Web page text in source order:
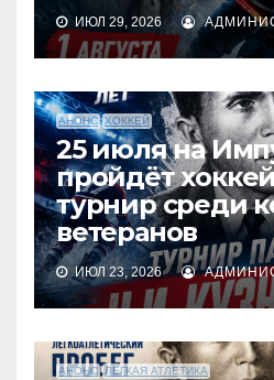
ИЮЛ 29, 2026
АНОНС ХОККЕЙ
25 июля на
пройдёт
турнир среди
ветеранов
ИЮЛ 23, 2026
АНОНС ЛЕГКАЯ АТЛЕТИКА